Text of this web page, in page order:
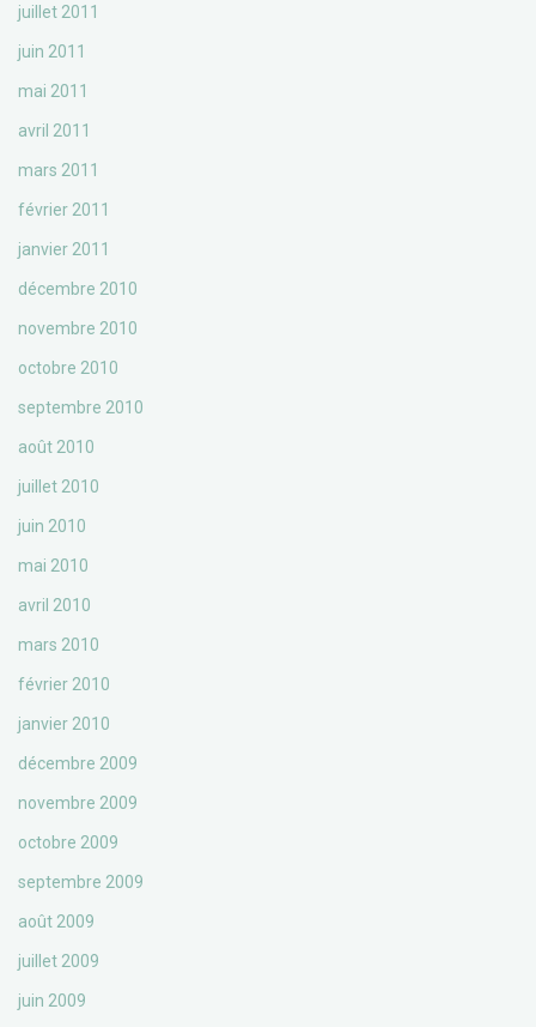
juillet 2011
juin 2011
mai 2011
avril 2011
mars 2011
février 2011
janvier 2011
décembre 2010
novembre 2010
octobre 2010
septembre 2010
août 2010
juillet 2010
juin 2010
mai 2010
avril 2010
mars 2010
février 2010
janvier 2010
décembre 2009
novembre 2009
octobre 2009
septembre 2009
août 2009
juillet 2009
juin 2009